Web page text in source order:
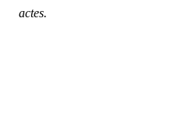
actes.